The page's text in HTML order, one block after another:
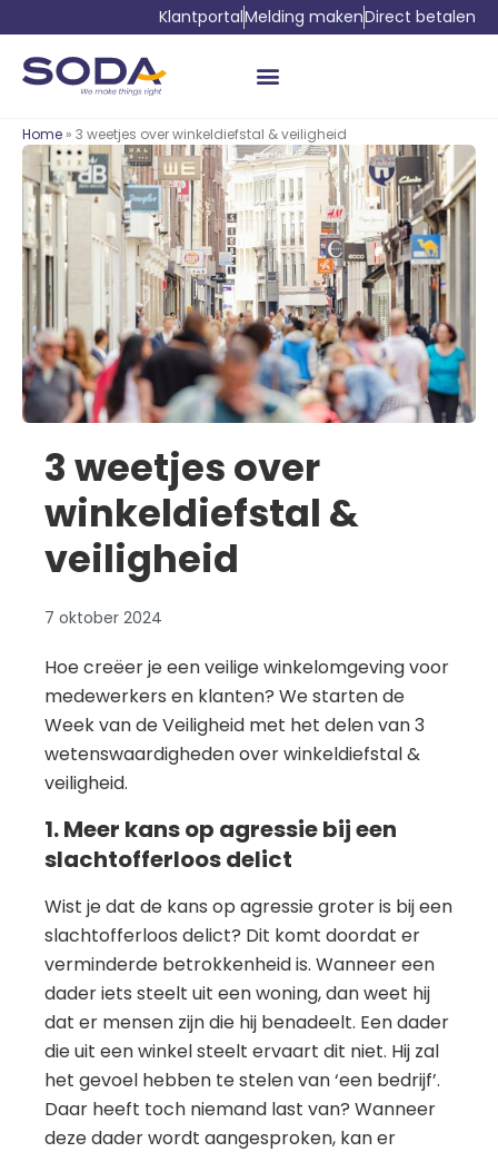
KlantportalMelding makenDirect betalen
Home » 3 weetjes over winkeldiefstal & veiligheid
3 weetjes over
winkeldiefstal &
veiligheid
7 oktober 2024
Hoe creëer je een veilige winkelomgeving voor
medewerkers en klanten? We starten de
Week van de Veiligheid met het delen van 3
wetenswaardigheden over winkeldiefstal &
veiligheid.
1. Meer kans op agressie bij een
slachtofferloos delict
Wist je dat de kans op agressie groter is bij een
slachtofferloos delict? Dit komt doordat er
verminderde betrokkenheid is. Wanneer een
dader iets steelt uit een woning, dan weet hij
dat er mensen zijn die hij benadeelt. Een dader
die uit een winkel steelt ervaart dit niet. Hij zal
het gevoel hebben te stelen van ‘een bedrijf’.
Daar heeft toch niemand last van? Wanneer
deze dader wordt aangesproken, kan er